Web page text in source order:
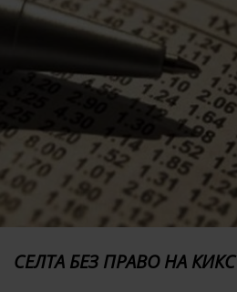
СЕЛТА БЕЗ ПРАВО НА КИКС